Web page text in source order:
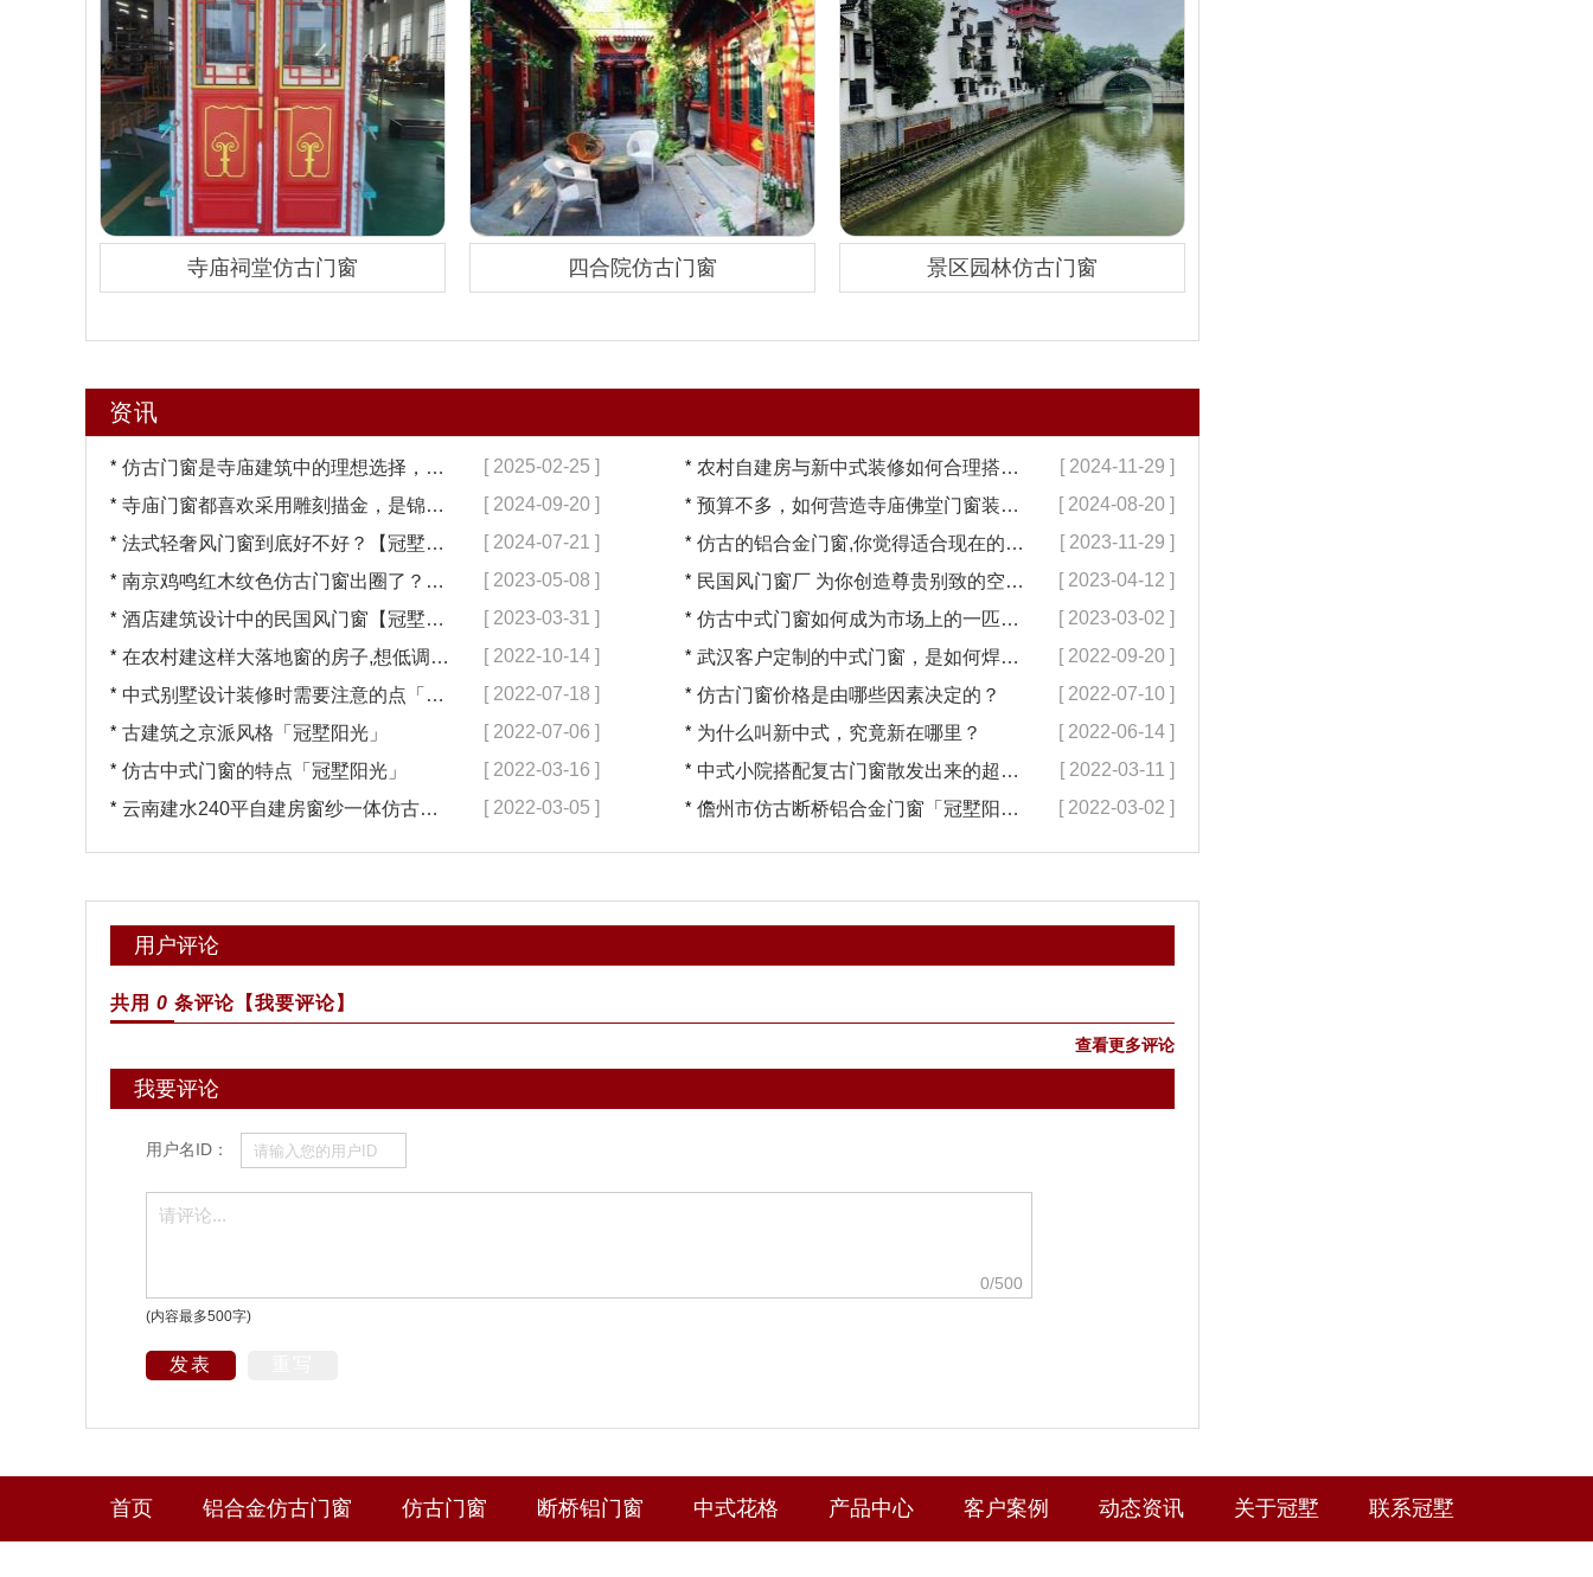
寺庙祠堂仿古门窗 四合院仿古门窗 景区园林仿古门窗
资讯
* 仿古门窗是寺庙建筑中的理想选择，换一次用终生【冠墅阳光】 [ 2025-02-25 ] * 农村自建房与新中式装修如何合理搭配【冠墅阳光】 [ 2024-11-29 ]
* 寺庙门窗都喜欢采用雕刻描金，是锦上添花吗？【冠墅阳光】 [ 2024-09-20 ] * 预算不多，如何营造寺庙佛堂门窗装修【冠墅阳光】 [ 2024-08-20 ]
* 法式轻奢风门窗到底好不好？【冠墅阳光】 [ 2024-07-21 ] * 仿古的铝合金门窗,你觉得适合现在的装修吗?【冠墅阳光】 [ 2023-11-29 ]
* 南京鸡鸣红木纹色仿古门窗出圈了？【冠墅阳光】 [ 2023-05-08 ] * 民国风门窗厂 为你创造尊贵别致的空间【冠墅阳光】 [ 2023-04-12 ]
* 酒店建筑设计中的民国风门窗【冠墅阳光】 [ 2023-03-31 ] * 仿古中式门窗如何成为市场上的一匹黑马【冠墅阳光】 [ 2023-03-02 ]
* 在农村建这样大落地窗的房子,想低调都难吧【冠墅阳光】 [ 2022-10-14 ] * 武汉客户定制的中式门窗，是如何焊接的呢？ [ 2022-09-20 ]
* 中式别墅设计装修时需要注意的点「冠墅阳光」 [ 2022-07-18 ] * 仿古门窗价格是由哪些因素决定的？ [ 2022-07-10 ]
* 古建筑之京派风格「冠墅阳光」 [ 2022-07-06 ] * 为什么叫新中式，究竟新在哪里？ [ 2022-06-14 ]
* 仿古中式门窗的特点「冠墅阳光」 [ 2022-03-16 ] * 中式小院搭配复古门窗散发出来的超凡气质 「冠墅阳光」 [ 2022-03-11 ]
* 云南建水240平自建房窗纱一体仿古门窗完工「冠墅阳光」 [ 2022-03-05 ] * 儋州市仿古断桥铝合金门窗「冠墅阳光」 [ 2022-03-02 ]
用户评论
共用 0 条评论 【我要评论】
查看更多评论
我要评论
用户名ID：
0/500
(内容最多500字)
发表
首页 铝合金仿古门窗 仿古门窗 断桥铝门窗 中式花格 产品中心 客户案例 动态资讯 关于冠墅 联系冠墅